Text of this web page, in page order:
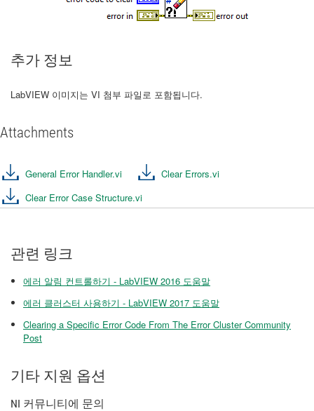
추가 정보
LabVIEW 이미지는 VI 첨부 파일로 포함됩니다.
Attachments
General Error Handler.vi
Clear Errors.vi
Clear Error Case Structure.vi
관련 링크
에러 알림 컨트롤하기 - LabVIEW 2016 도움말
에러 클러스터 사용하기 - LabVIEW 2017 도움말
Clearing a Specific Error Code From The Error Cluster Community
Post
기타 지원 옵션
NI 커뮤니티에 문의